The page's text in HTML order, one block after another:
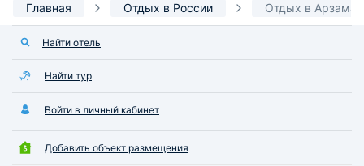
Главная Отдых в России Отдых в
Найти отель
Найти тур
Войти в личный кабинет
Добавить объект размещения